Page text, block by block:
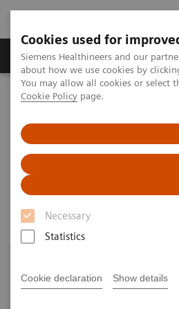
Cookies used for
Siemens Healthineers and our
about how we use cookies by
You may allow all cookies or select
Cookie Policy page.
Necessary
Statistics
Cookie declaration Show details
Zobrazovací technika
Home Zobrazovací technika
Customer resources